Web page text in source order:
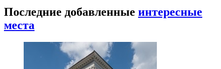
Последние добавленные интересные
места